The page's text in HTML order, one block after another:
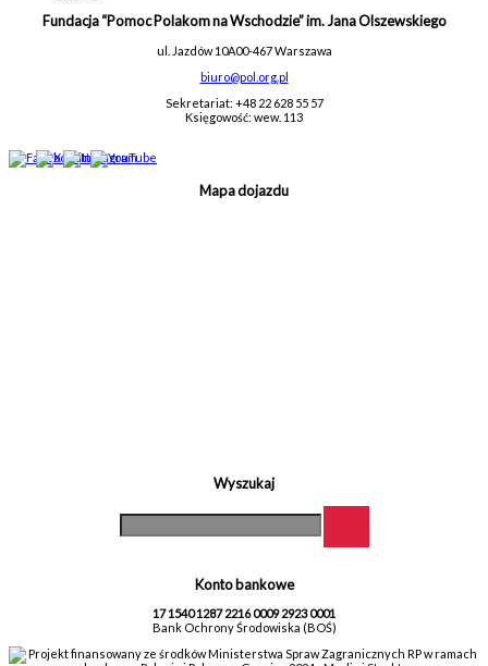
Fundacja “Pomoc Polakom na Wschodzie” im. Jana Olszewskiego
ul. Jazdów 10A00-467 Warszawa
biuro@pol.org.pl
Sekretariat: +48 22 628 55 57
Księgowość: wew. 113
Mapa dojazdu
Wyszukaj
Konto bankowe
17 1540 1287 2216 0009 2923 0001
Bank Ochrony Środowiska (BOŚ)
Projekt finansowany ze środków Ministerstwa Spraw Zagranicznych RP w ramach